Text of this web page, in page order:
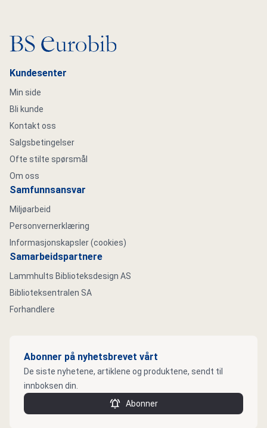
Gå til hovedsiden
Kundesenter
Min side
Bli kunde
Kontakt oss
Salgsbetingelser
Ofte stilte spørsmål
Om oss
Samfunnsansvar
Miljøarbeid
Personvernerklæring
Informasjonskapsler (cookies)
Samarbeidspartnere
Lammhults Biblioteksdesign AS
Biblioteksentralen SA
Forhandlere
Abonner på nyhetsbrevet vårt
De siste nyhetene, artiklene og produktene, sendt til
innboksen din.
Abonner